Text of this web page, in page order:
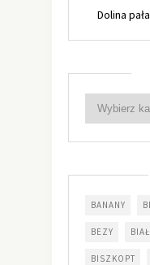
Dolina
BANANY
BEZY
BISZKOPT